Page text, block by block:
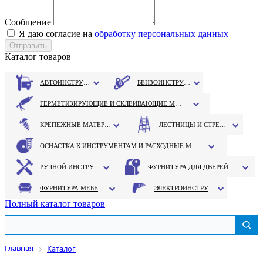
Сообщение
Я даю согласие на обработку персональных данных
Каталог товаров
Полный каталог товаров
Главная
Каталог